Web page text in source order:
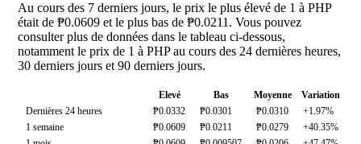
Au cours des 7 derniers jours, le prix le plus élevé de 1 à PHP
était de ₱0.0609 et le plus bas de ₱0.0211. Vous pouvez
consulter plus de données dans le tableau ci-dessous,
notamment le prix de 1 à PHP au cours des 24 dernières heures,
30 derniers jours et 90 derniers jours.
Elevé Bas Moyenne
Variation
Dernières 24 heures
₱0.0332 ₱0.0301 ₱0.0310
+1.97%
1 semaine
₱0.0609 ₱0.0211 ₱0.0279
+40.35%